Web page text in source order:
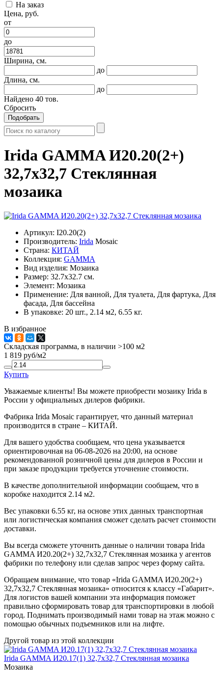
На заказ
Цена, руб.
от
до
Ширина, см.
до
Длина, см.
до
Найдено 40 тов.
Сбросить
Подобрать
Irida GAMMA И20.20(2+)
32,7x32,7 Стеклянная
мозаика
Артикул: I20.20(2)
Производитель: Irida Mosaic
Страна: КИТАЙ
Коллекция: GAMMA
Вид изделия: Мозаика
Размер: 32.7x32.7 см.
Элемент: Мозаика
Применение: Для ванной, Для туалета, Для фартука, Для
фасада, Для бассейна
В упаковке: 20 шт., 2.14 м2, 6.55 кг.
В избранное
Складская программа, в наличии >100 м2
1 819 руб/м2
Купить
Уважаемые клиенты! Вы можете приобрести мозаику Irida в
России у официальных дилеров фабрики.
Фабрика Irida Mosaic гарантирует, что данный материал
производится в стране – КИТАЙ.
Для вашего удобства сообщаем, что цена указывается
ориентировочная на 06-08-2026 на 20:00, на основе
рекомендованной розничной цены для дилеров в России и
при заказе продукции требуется уточнение стоимости.
В качестве дополнительной информации сообщаем, что в
коробке находится 2.14 м2.
Вес упаковки 6.55 кг, на основе этих данных транспортная
или логистическая компания сможет сделать расчет стоимости
доставки.
Вы всегда сможете уточнить данные о наличии товара Irida
GAMMA И20.20(2+) 32,7x32,7 Стеклянная мозаика у агентов
фабрики по телефону или сделав запрос через форму сайта.
Обращаем внимание, что товар «Irida GAMMA И20.20(2+)
32,7x32,7 Стеклянная мозаика» относится к классу «Габарит».
Для логистов вашей компании эта информация поможет
правильно сформировать товар для транспортировки в любой
город. Поднимать производимый нами товар на этаж можно с
помощью обычных подъемников или на лифте.
Другой товар из этой коллекции
Irida GAMMA И20.17(1) 32,7x32,7 Стеклянная мозаика
Мозаика